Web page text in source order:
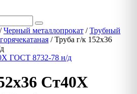
/Черный металлопрокат /Трубный
/ Труба г/к 152х36
Ст40Х